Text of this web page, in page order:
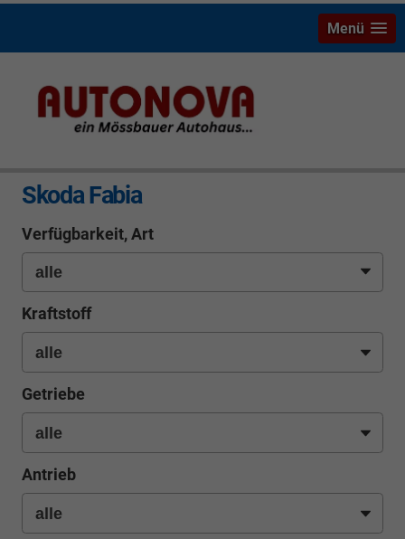
Menü
Skoda Fabia
Verfügbarkeit, Art
Kraftstoff
Getriebe
Antrieb